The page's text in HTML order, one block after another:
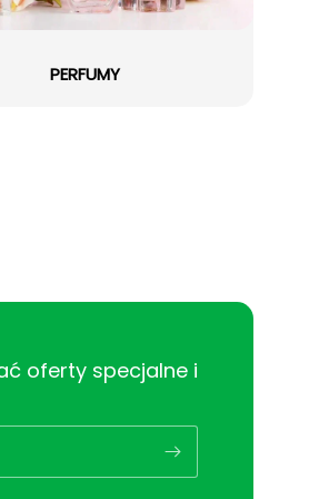
PERFUMY
oferty specjalne i